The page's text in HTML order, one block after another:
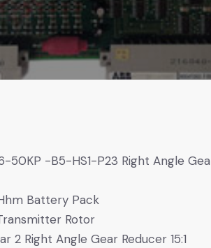
50KP -B5-HS1-P23 Right Angle
Battery Pack
Rotor
2 Right Angle Gear Reducer 15:1